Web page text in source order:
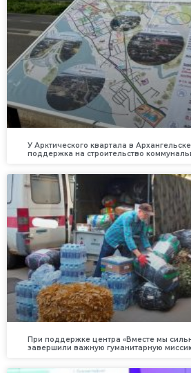
У Арктического квартала в
поддержка на строительство
При поддержке центра «Вместе мы
завершили важную гуманитарную